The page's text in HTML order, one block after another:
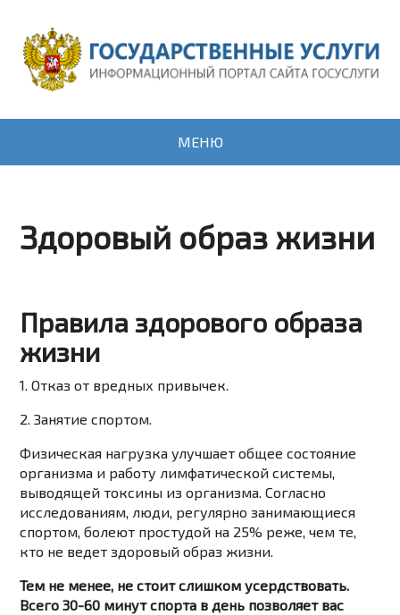
МЕНЮ
Здоровый образ жизни
Правила здорового образа
жизни
1. Отказ от вредных привычек.
2. Занятие спортом.
Физическая нагрузка улучшает общее состояние
организма и работу лимфатической системы,
выводящей токсины из организма. Согласно
исследованиям, люди, регулярно занимающиеся
спортом, болеют простудой на 25% реже, чем те,
кто не ведет здоровый образ жизни.
Тем не менее, не стоит слишком усердствовать.
Всего 30-60 минут спорта в день позволяет вас